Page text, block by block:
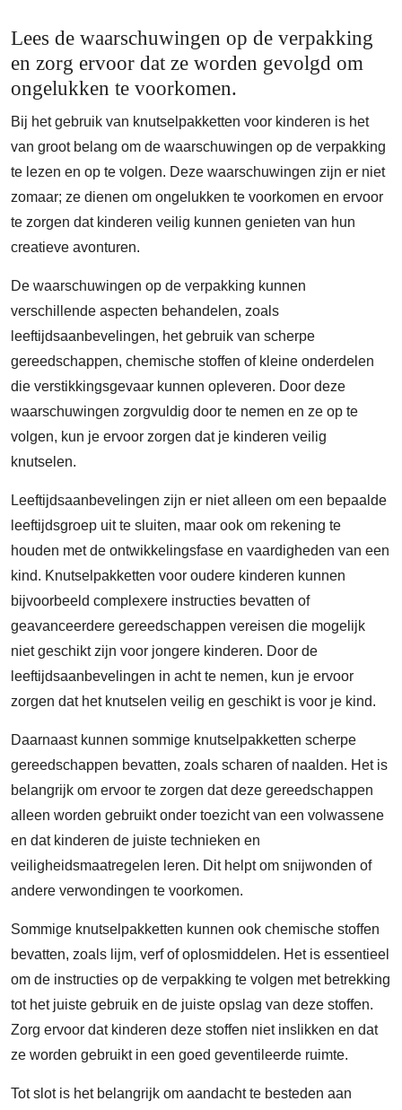
Lees de waarschuwingen op de verpakking
en zorg ervoor dat ze worden gevolgd om
ongelukken te voorkomen.
Bij het gebruik van knutselpakketten voor kinderen is het
van groot belang om de waarschuwingen op de verpakking
te lezen en op te volgen. Deze waarschuwingen zijn er niet
zomaar; ze dienen om ongelukken te voorkomen en ervoor
te zorgen dat kinderen veilig kunnen genieten van hun
creatieve avonturen.
De waarschuwingen op de verpakking kunnen
verschillende aspecten behandelen, zoals
leeftijdsaanbevelingen, het gebruik van scherpe
gereedschappen, chemische stoffen of kleine onderdelen
die verstikkingsgevaar kunnen opleveren. Door deze
waarschuwingen zorgvuldig door te nemen en ze op te
volgen, kun je ervoor zorgen dat je kinderen veilig
knutselen.
Leeftijdsaanbevelingen zijn er niet alleen om een bepaalde
leeftijdsgroep uit te sluiten, maar ook om rekening te
houden met de ontwikkelingsfase en vaardigheden van een
kind. Knutselpakketten voor oudere kinderen kunnen
bijvoorbeeld complexere instructies bevatten of
geavanceerdere gereedschappen vereisen die mogelijk
niet geschikt zijn voor jongere kinderen. Door de
leeftijdsaanbevelingen in acht te nemen, kun je ervoor
zorgen dat het knutselen veilig en geschikt is voor je kind.
Daarnaast kunnen sommige knutselpakketten scherpe
gereedschappen bevatten, zoals scharen of naalden. Het is
belangrijk om ervoor te zorgen dat deze gereedschappen
alleen worden gebruikt onder toezicht van een volwassene
en dat kinderen de juiste technieken en
veiligheidsmaatregelen leren. Dit helpt om snijwonden of
andere verwondingen te voorkomen.
Sommige knutselpakketten kunnen ook chemische stoffen
bevatten, zoals lijm, verf of oplosmiddelen. Het is essentieel
om de instructies op de verpakking te volgen met betrekking
tot het juiste gebruik en de juiste opslag van deze stoffen.
Zorg ervoor dat kinderen deze stoffen niet inslikken en dat
ze worden gebruikt in een goed geventileerde ruimte.
Tot slot is het belangrijk om aandacht te besteden aan